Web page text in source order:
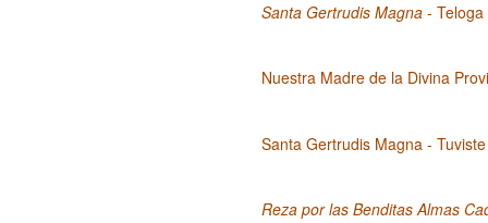
Santa Gertrudis Magna -
Nuestra Madre de la Divina
Santa Gertrudis Magna -
Reza por las Benditas Almas